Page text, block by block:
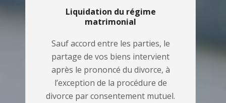
Liquidation du régime
matrimonial
Sauf accord entre les parties, le
partage de vos biens intervient
après le prononcé du divorce, à
l’exception de la procédure de
divorce par consentement mutuel.